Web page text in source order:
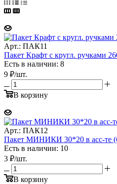
Арт.: ПАК11
Пакет Крафт с кругл. ручками
Есть в наличии: 8
9 ₽/шт.
В корзину
Арт.: ПАК12
Пакет МИНИКИ 30*20 в асс-те
Есть в наличии: 10
3 ₽/шт.
В корзину